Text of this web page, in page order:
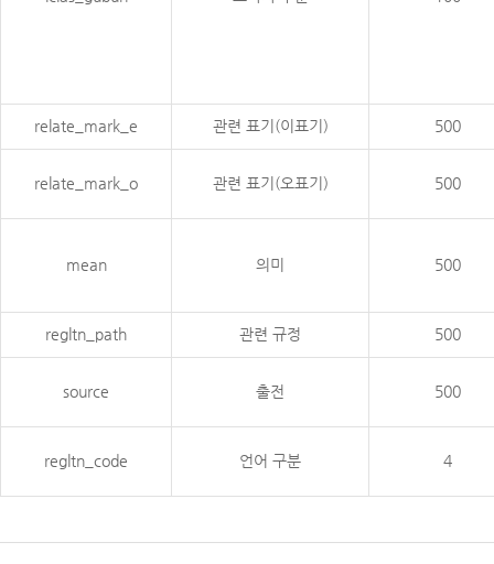
relate_mark_e 관련 표기(이표기) 500
relate_mark_o 관련 표기(오표기) 500
mean 의미 500
regltn_path 관련 규정 500
source 출전 500
regltn_code 언어 구분 4